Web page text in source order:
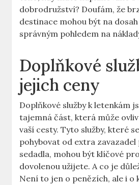
dobrodružství? Doufám, že
destinace mohou být na
správným pohledem na
Doplňkové
jejich ceny
Doplňkové služby k letenkám
tajemná část, která může
vaší cesty. Tyto služby, které
pohybovat od extra
sedadla, mohou být klíčové
dovolenou užijete. A co je
Není to jen o penězích, ale i o